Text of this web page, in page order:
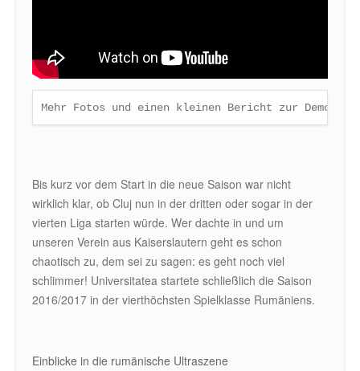
Mehr Fotos und einen kleinen Bericht zur Demo
Bis kurz vor dem Start in die neue Saison war nicht
wirklich klar, ob Cluj nun in der dritten oder sogar in der
vierten Liga starten würde. Wer dachte in und um
unseren Verein aus Kaiserslautern geht es schon
chaotisch zu, dem sei zu sagen: es geht noch viel
schlimmer! Universitatea startete schließlich die Saison
2016/2017 in der vierthöchsten Spielklasse Rumäniens.
Einblicke in die rumänische Ultraszene